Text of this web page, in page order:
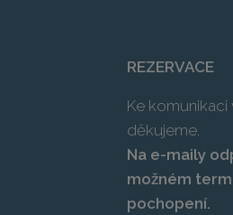
REZERVACE
Ke
děkujeme.
Na e-maily
možném
pochopení.